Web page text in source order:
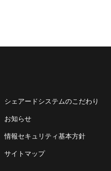
シェアードシステムのこだわり
お知らせ
情報セキュリティ基本方針
サイトマップ